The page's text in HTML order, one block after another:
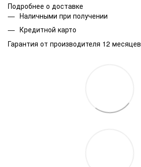
Подробнее о доставке
Наличными при получении
Кредитной карто
Гарантия от производителя 12 месяцев